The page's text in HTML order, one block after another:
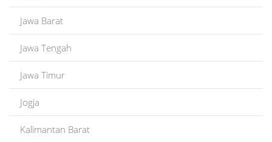
Jawa Barat
Jawa Tengah
Jawa Timur
Jogja
Kalimantan Barat